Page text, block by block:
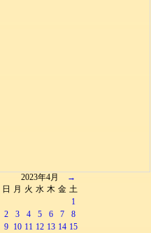
2023年4月
→
日
月 火 水 木 金 土
1
2
3 4 5 6 7
8
9
10 11 12 13 14 15